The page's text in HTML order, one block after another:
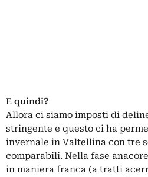
E quindi?
Allora ci siamo imposti di
stringente e questo ci ha
invernale in Valtellina con tre
comparabili. Nella fase
in maniera franca (a tratti